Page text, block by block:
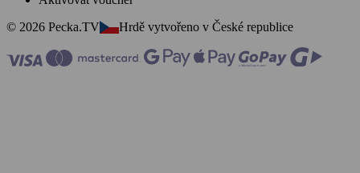
© 2026 Pecka.TV
Hrdě vytvořeno v České republice